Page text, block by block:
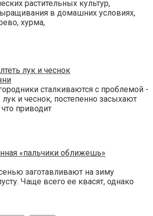
растительных культур,
в домашних условиях,
хурма,
лук и чеснок
сталкиваются с проблемой -
и чеснок, постепенно засыхают
приводит
«пальчики оближешь»
заготавливают на зиму
Чаще всего ее квасят, однако